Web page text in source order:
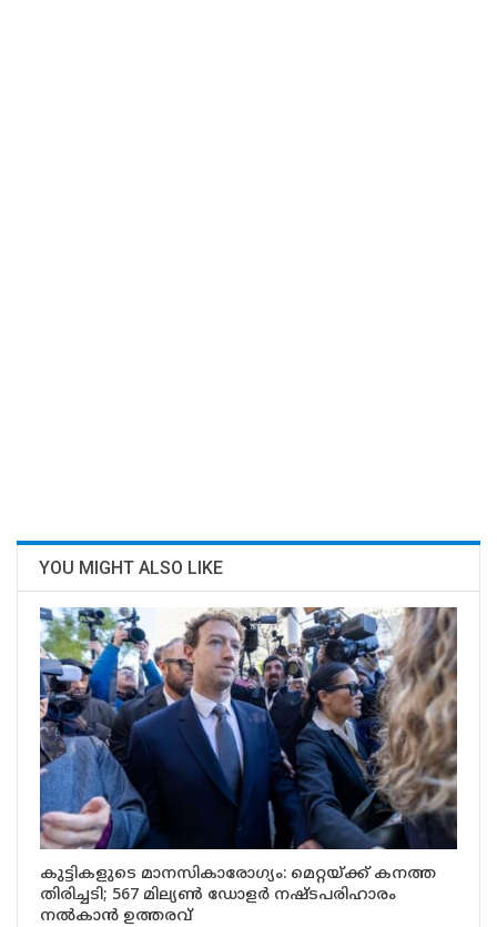
YOU MIGHT ALSO LIKE
കുട്ടികളുടെ മാനസികാരോഗ്യം: മെറ്റയ്ക്ക് കനത്ത
തിരിച്ചടി; 567 മില്യൺ ഡോളർ നഷ്ടപരിഹാരം
നൽകാൻ ഉത്തരവ്